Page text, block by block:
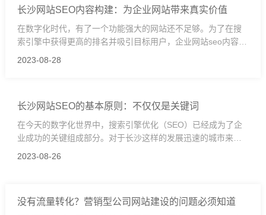
长沙网站SEO内容构建：为企业网站带来真实价值
在数字化时代，有了一个功能强大的网站还不足够。为了在搜
索引擎中获得更高的排名并吸引目标用户，企业网站seo内容变
2023-08-28
长沙网站SEO的基本原则：不仅仅是关键词
在今天的数字化世界中，搜索引擎优化（SEO）已经成为了企
业成功的关键组成部分。对于长沙这样的发展迅速的城市来
2023-08-26
没有流量转化？营销型公司网站建设的问题必须知道